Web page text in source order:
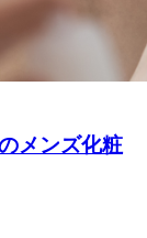
メンズ化粧